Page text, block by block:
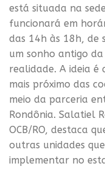
está situada na
funcionará em
das 14h às 18h, de
um sonho antigo
realidade. A ideia
mais próximo das
meio da parceria
Rondônia. Salatiel
OCB/RO, destaca
outras unidades
implementar no